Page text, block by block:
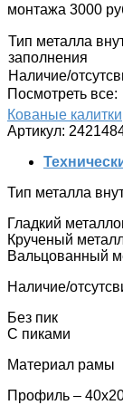
монтажа 3000
Тип металла
заполнения
Наличие/
Посмотреть все:
Кованые калитки
Артикул:
Тип металла
Гладкий
Крученый
Вальцованный
Наличие/
Без пик
С пиками
Материал рамы
Профиль –